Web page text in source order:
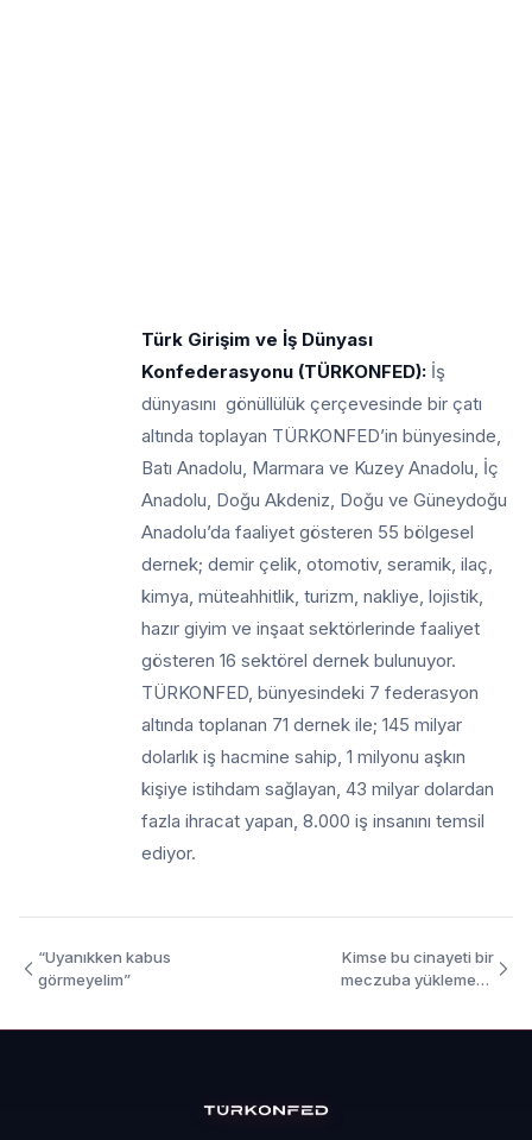
Türk Girişim ve İş Dünyası
Konfederasyonu (TÜRKONFED): İş
dünyasını gönüllülük çerçevesinde bir çatı
altında toplayan TÜRKONFED’in bünyesinde,
Batı Anadolu, Marmara ve Kuzey Anadolu, İç
Anadolu, Doğu Akdeniz, Doğu ve Güneydoğu
Anadolu’da faaliyet gösteren 55 bölgesel
dernek; demir çelik, otomotiv, seramik, ilaç,
kimya, müteahhitlik, turizm, nakliye, lojistik,
hazır giyim ve inşaat sektörlerinde faaliyet
gösteren 16 sektörel dernek bulunuyor.
TÜRKONFED, bünyesindeki 7 federasyon
altında toplanan 71 dernek ile; 145 milyar
dolarlık iş hacmine sahip, 1 milyonu aşkın
kişiye istihdam sağlayan, 43 milyar dolardan
fazla ihracat yapan, 8.000 iş insanını temsil
ediyor.
“Uyanıkken kabus
görmeyelim”
Kimse bu cinayeti bir
meczuba yüklemeye